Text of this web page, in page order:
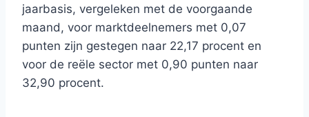
jaarbasis, vergeleken met de voorgaande
maand, voor marktdeelnemers met 0,07
punten zijn gestegen naar 22,17 procent en
voor de reële sector met 0,90 punten naar
32,90 procent.